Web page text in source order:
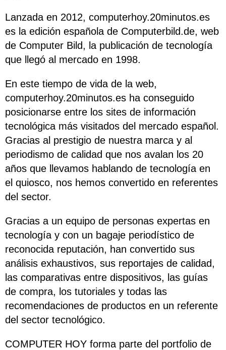
Lanzada en 2012, computerhoy.20minutos.es
es la edición española de Computerbild.de, web
de Computer Bild, la publicación de tecnología
que llegó al mercado en 1998.
En este tiempo de vida de la web,
computerhoy.20minutos.es ha conseguido
posicionarse entre los sites de información
tecnológica más visitados del mercado español.
Gracias al prestigio de nuestra marca y al
periodismo de calidad que nos avalan los 20
años que llevamos hablando de tecnología en
el quiosco, nos hemos convertido en referentes
del sector.
Gracias a un equipo de personas expertas en
tecnología y con un bagaje periodístico de
reconocida reputación, han convertido sus
análisis exhaustivos, sus reportajes de calidad,
las comparativas entre dispositivos, las guías
de compra, los tutoriales y todas las
recomendaciones de productos en un referente
del sector tecnológico.
COMPUTER HOY forma parte del portfolio de